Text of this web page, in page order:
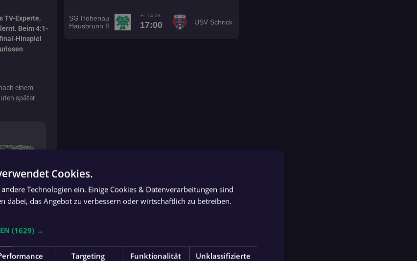
TV-Experte,
Beim 4:1-
Hinspiel
einem
später
SG Hohenau
Hausbrunn II
Fr. 14.08.
17:00 USV Schrick
Cookies.
Technologien ein. Einige Cookies & Datenverarbeitungen sind
dabei, das Angebot zu verbessern oder wirtschaftlich zu betreiben.
(1629) →
Targeting Funktionalität Unklassifizierte